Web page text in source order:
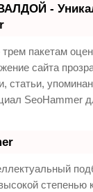
-
пакетам
сайта
статьи,
SeoHammer
степенью